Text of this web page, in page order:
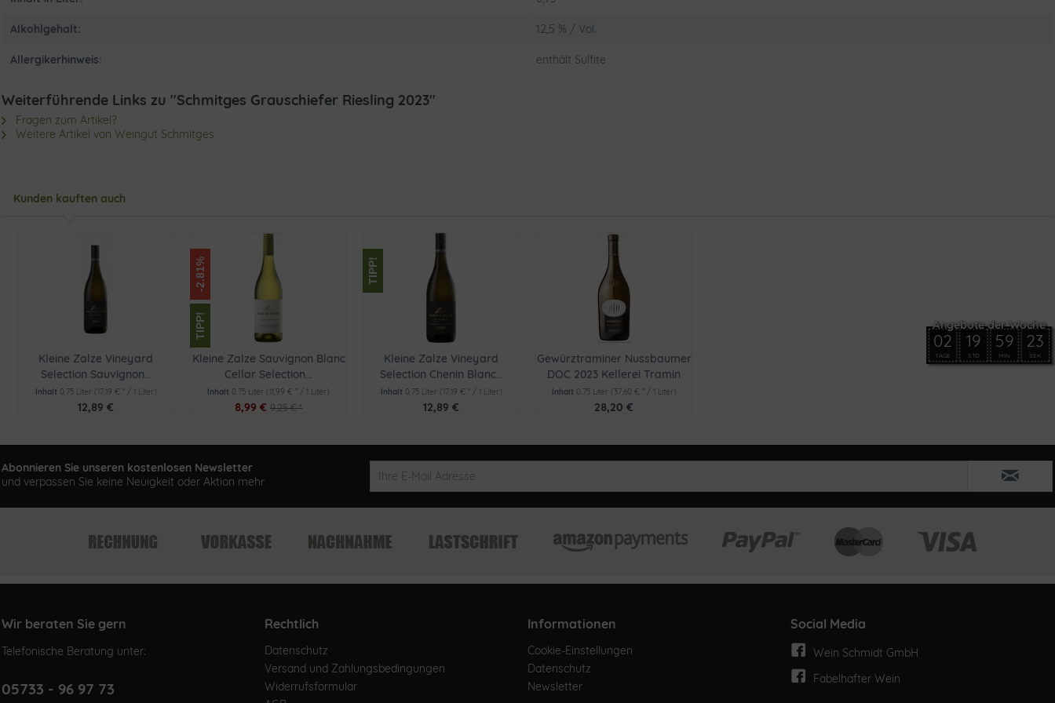
Alkohlgehalt: 12,5 % / Vol.
Allergikerhinweis: enthält Sulfite
Weiterführende Links zu "Schmitges Grauschiefer Riesling 2023"
Fragen zum Artikel?
Weitere Artikel von Weingut Schmitges
Kunden kauften auch
Kleine Zalze Vineyard
Selection Sauvignon...
Inhalt 0.75 Liter (17,19 € * / 1 Liter)
12,89 €
-2.81%
TIPP!
Kleine Zalze Sauvignon Blanc
Cellar Selection...
Inhalt 0.75 Liter (11,99 € * / 1 Liter)
8,99 € 9,25 € *
TIPP!
Kleine Zalze Vineyard
Selection Chenin Blanc...
Inhalt 0.75 Liter (17,19 € * / 1 Liter)
12,89 €
Gewürztraminer Nussbaumer
DOC 2023 Kellerei Tramin
Inhalt 0.75 Liter (37,60 € * / 1 Liter)
28,20 €
Abonnieren Sie unseren kostenlosen Newsletter
und verpassen Sie keine Neuigkeit oder Aktion mehr
Wir beraten Sie gern
Telefonische Beratung unter:
05733 - 96 97 73
Rechtlich
Datenschutz
Versand und Zahlungsbedingungen
Widerrufsformular
Informationen
Cookie-Einstellungen
Datenschutz
Newsletter
Social Media
Wein Schmidt GmbH
Fabelhafter Wein
02
TAGE
19
STD
59
MIN
23
SEK